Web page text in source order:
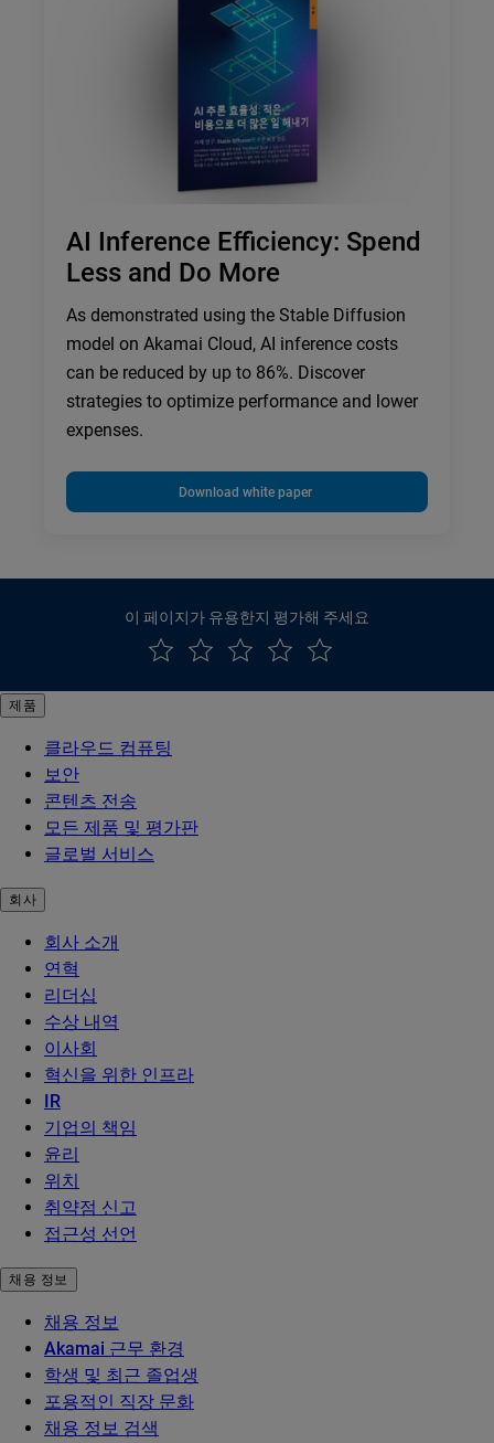
AI Inference Efficiency: Spend
Less and Do More
As demonstrated using the Stable Diffusion
model on Akamai Cloud, AI inference costs
can be reduced by up to 86%. Discover
strategies to optimize performance and lower
expenses.
Download white paper
이 페이지가 유용한지 평가해 주세요
제품
클라우드 컴퓨팅
보안
콘텐츠 전송
모든 제품 및 평가판
글로벌 서비스
회사
회사 소개
연혁
리더십
수상 내역
이사회
혁신을 위한 인프라
IR
기업의 책임
윤리
위치
취약점 신고
접근성 선언
채용 정보
채용 정보
Akamai 근무 환경
학생 및 최근 졸업생
포용적인 직장 문화
채용 정보 검색